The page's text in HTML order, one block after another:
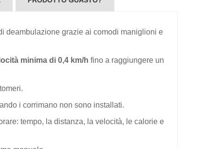
deambulazione grazie ai comodi maniglioni e
minima di 0,4 km/h fino a raggiungere un
i corrimano non sono installati.
tempo, la distanza, la velocità, le calorie e